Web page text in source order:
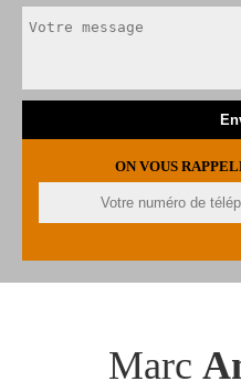
ON VOUS
Marc